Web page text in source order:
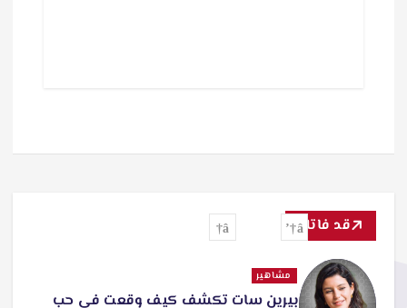
قد فاتك
مشاهير
بيرين سات تكشف كيف وقعت في حب